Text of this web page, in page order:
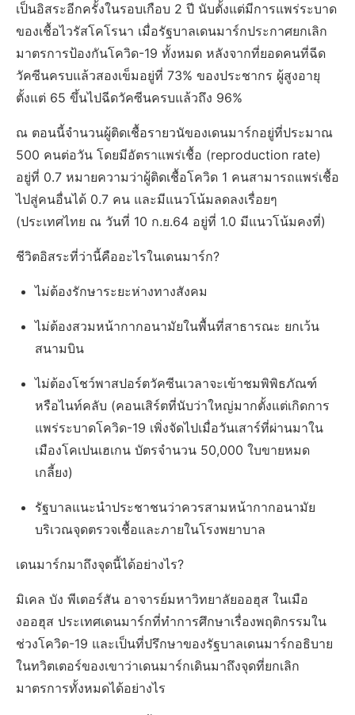
เป็นอิสระอีกครั้งในรอบเกือบ 2 ปี นับตั้งแต่มีการแพร่ระบาด
ของเชื้อไวรัสโคโรนา เมื่อรัฐบาลเดนมาร์กประกาศยกเลิก
มาตรการป้องกันโควิด-19 ทั้งหมด หลังจากที่ยอดคนที่ฉีด
วัคซีนครบแล้วสองเข็มอยู่ที่ 73% ของประชากร ผู้สูงอายุ
ตั้งแต่ 65 ขึ้นไปฉีดวัคซีนครบแล้วถึง 96%
ณ ตอนนี้จำนวนผู้ติดเชื้อรายวนัของเดนมาร์กอยู่ที่ประมาณ
500 คนต่อวัน โดยมีอัตราแพร่เชื้อ (reproduction rate)
อยู่ที่ 0.7 หมายความว่าผู้ติดเชื้อโควิด 1 คนสามารถแพร่เชื้อ
ไปสู่คนอื่นได้ 0.7 คน และมีแนวโน้มลดลงเรื่อยๆ
(ประเทศไทย ณ วันที่ 10 ก.ย.64 อยู่ที่ 1.0 มีแนวโน้มคงที่)
ชีวิตอิสระที่ว่านี้คืออะไรในเดนมาร์ก?
ไม่ต้องรักษาระยะห่างทางสังคม
ไม่ต้องสวมหน้ากากอนามัยในพื้นที่สาธารณะ ยกเว้น
สนามบิน
ไม่ต้องโชว์พาสปอร์ตวัคซีนเวลาจะเข้าชมพิพิธภัณฑ์
หรือไนท์คลับ (คอนเสิร์ตที่นับว่าใหญ่มากตั้งแต่เกิดการ
แพร่ระบาดโควิด-19 เพิ่งจัดไปเมื่อวันเสาร์ที่ผ่านมาใน
เมืองโคเปนเฮเกน บัตรจำนวน 50,000 ใบขายหมด
เกลี้ยง)
รัฐบาลแนะนำประชาชนว่าควรสามหน้ากากอนามัย
บริเวณจุดตรวจเชื้อและภายในโรงพยาบาล
เดนมาร์กมาถึงจุดนี้ได้อย่างไร?
มิเคล บัง พีเตอร์สัน อาจารย์มหาวิทยาลัยออฮุส ในเมือ
งออฮุส ประเทศเดนมาร์กที่ทำการศึกษาเรื่องพฤติกรรมใน
ช่วงโควิด-19 และเป็นที่ปรึกษาของรัฐบาลเดนมาร์กอธิบาย
ในทวิตเตอร์ของเขาว่าเดนมาร์กเดินมาถึงจุดที่ยกเลิก
มาตรการทั้งหมดได้อย่างไร